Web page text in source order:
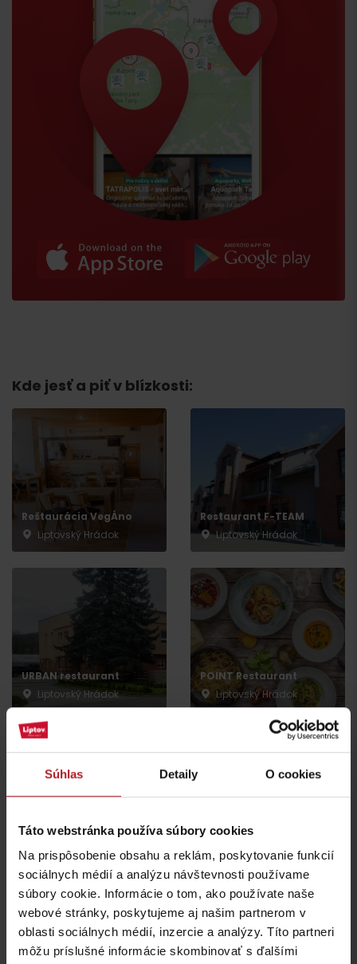
Súhlas Detaily O cookies
Táto webstránka používa súbory cookies
Na prispôsobenie obsahu a reklám, poskytovanie funkcií
sociálnych médií a analýzu návštevnosti používame
súbory cookie. Informácie o tom, ako používate naše
webové stránky, poskytujeme aj našim partnerom v
oblasti sociálnych médií, inzercie a analýzy. Títo partneri
môžu príslušné informácie skombinovať s ďalšími
Kde jesť a piť v blízkosti:
Reštaurácia VegÁno
Liptovský Hrádok
Restaurant F-TEAM
Liptovský Hrádok
URBAN restaurant
Liptovský Hrádok
POINT Restaurant
Liptovský Hrádok
Zai
Liptovský Hrádok
MaMi style Reštaurácia
Podtureň
všetky miesta kde jesť a piť
Príchod